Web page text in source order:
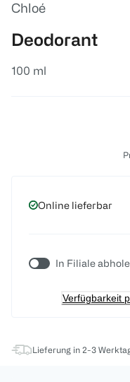
Chloé
Deodorant
100 ml
Online lieferbar
In Filiale
Verfügbarkeit
Lieferung in 2-3